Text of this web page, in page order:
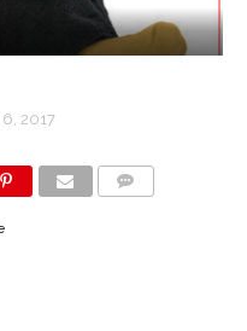
2017